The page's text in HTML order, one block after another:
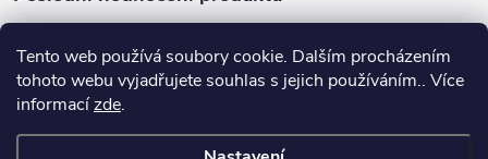
Tento web používá soubory cookie. Dalším procházením
tohoto webu vyjadřujete souhlas s jejich používáním.. Více
informacízde.
Dávkovací lžička na mletou kávu 53132C8134